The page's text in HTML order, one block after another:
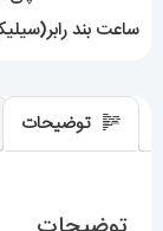
ساعت بند
توضیحات